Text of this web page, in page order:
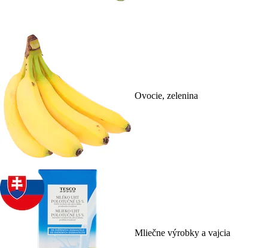
Ovocie, zelenina
Mliečne výrobky a vajcia